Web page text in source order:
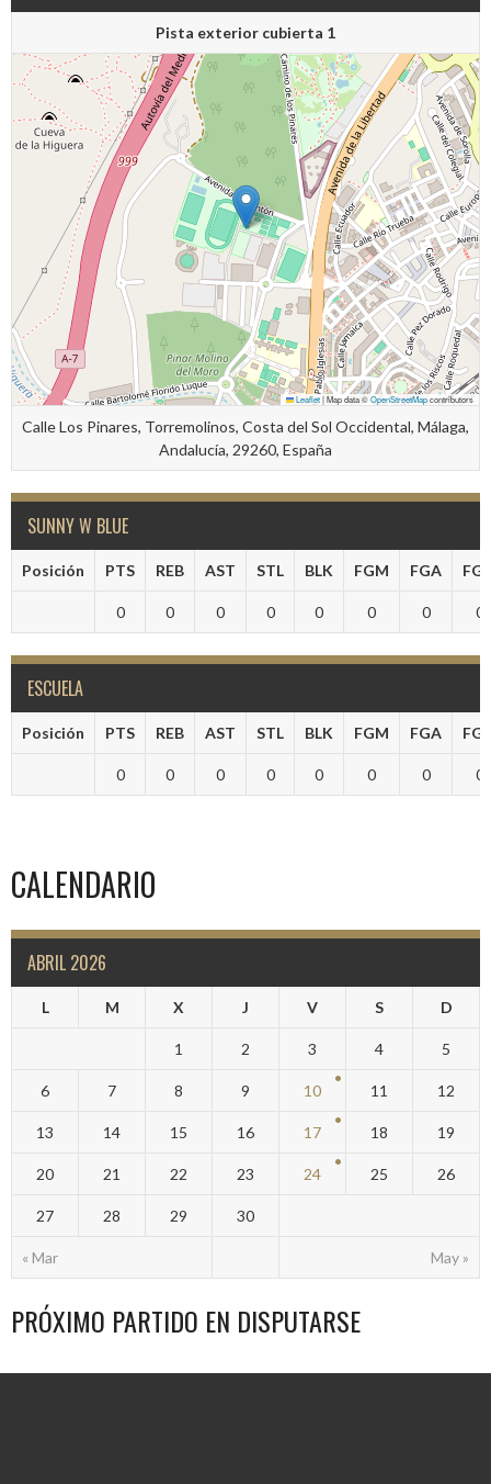
Pista exterior cubierta 1
Leaflet|Map data ©OpenStreetMapcontributors
Calle Los Pinares, Torremolinos, Costa del Sol Occidental, Málaga,
Andalucía, 29260, España
SUNNY W BLUE
Posición PTS REB AST STL BLK FGM FGA
0 0 0 0 0 0 0 0
ESCUELA
Posición PTS REB AST STL BLK FGM FGA
0 0 0 0 0 0 0 0
CALENDARIO
ABRIL 2026
L M X J V S D
« Mar May »
1 2 3 4 5
6 7 8 9 10 11 12
13 14 15 16 17 18 19
20 21 22 23 24 25 26
27 28 29 30
PRÓXIMO PARTIDO EN DISPUTARSE